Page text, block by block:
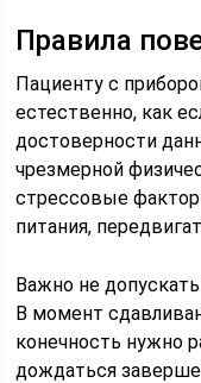
Правила
Пациенту с
естественно, как
достоверности
чрезмерной
стрессовые
питания,
Важно не допускать
В момент
конечность нужно
дождаться